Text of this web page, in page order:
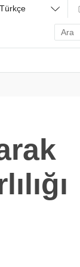
Enter
search
term